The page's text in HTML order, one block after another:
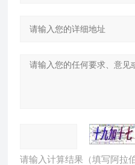
请输入计算结果（填写阿拉